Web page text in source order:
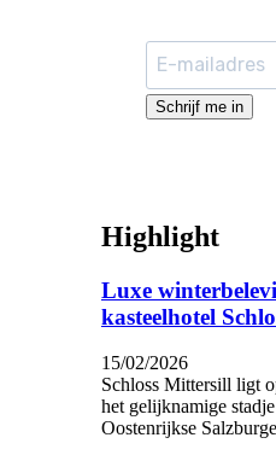
Schrijf me in
Highlight
Luxe
kasteelhotel
15/02/2026
Schloss Mittersill ligt
het gelijknamige
Oostenrijkse